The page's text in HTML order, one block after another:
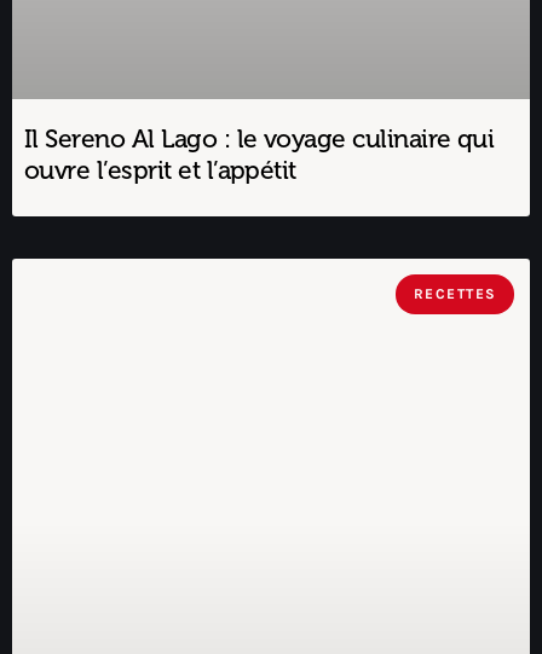
Il Sereno Al Lago : le voyage culinaire qui
ouvre l’esprit et l’appétit
RECETTES